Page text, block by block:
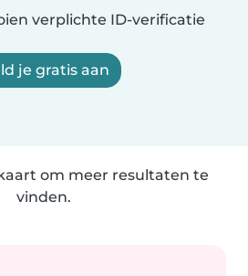
verplichte ID-verificatie
je gratis aan
om meer resultaten te
vinden.